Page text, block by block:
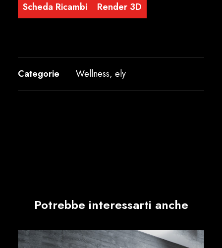
Scheda Ricambi
Render 3D
Categorie Wellness, ely
Potrebbe interessarti anche